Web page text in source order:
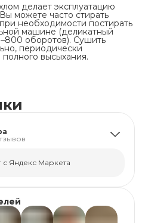
делает эксплуатацию
можете часто стирать
необходимости постирать
машине (деликатный
оборотов). Сушить
периодически
высыхания.
Яндекс Маркета
69